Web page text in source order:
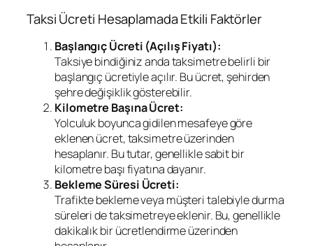
Taksi Ücreti Hesaplamada Etkili Faktörler
Başlangıç Ücreti (Açılış Fiyatı):
Taksiye bindiğiniz anda taksimetre belirli bir
başlangıç ücretiyle açılır. Bu ücret, şehirden
şehre değişiklik gösterebilir.
Kilometre Başına Ücret:
Yolculuk boyunca gidilen mesafeye göre
eklenen ücret, taksimetre üzerinden
hesaplanır. Bu tutar, genellikle sabit bir
kilometre başı fiyatına dayanır.
Bekleme Süresi Ücreti:
Trafikte bekleme veya müşteri talebiyle durma
süreleri de taksimetreye eklenir. Bu, genellikle
dakikalık bir ücretlendirme üzerinden